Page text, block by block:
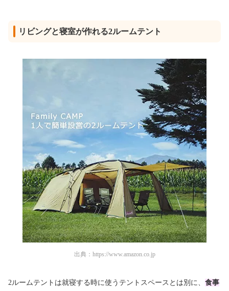
リビングと寝室が作れる2ルームテント
出典： https://www.amazon.co.jp
2ルームテントは就寝する時に使うテントスペースとは別に、 食事